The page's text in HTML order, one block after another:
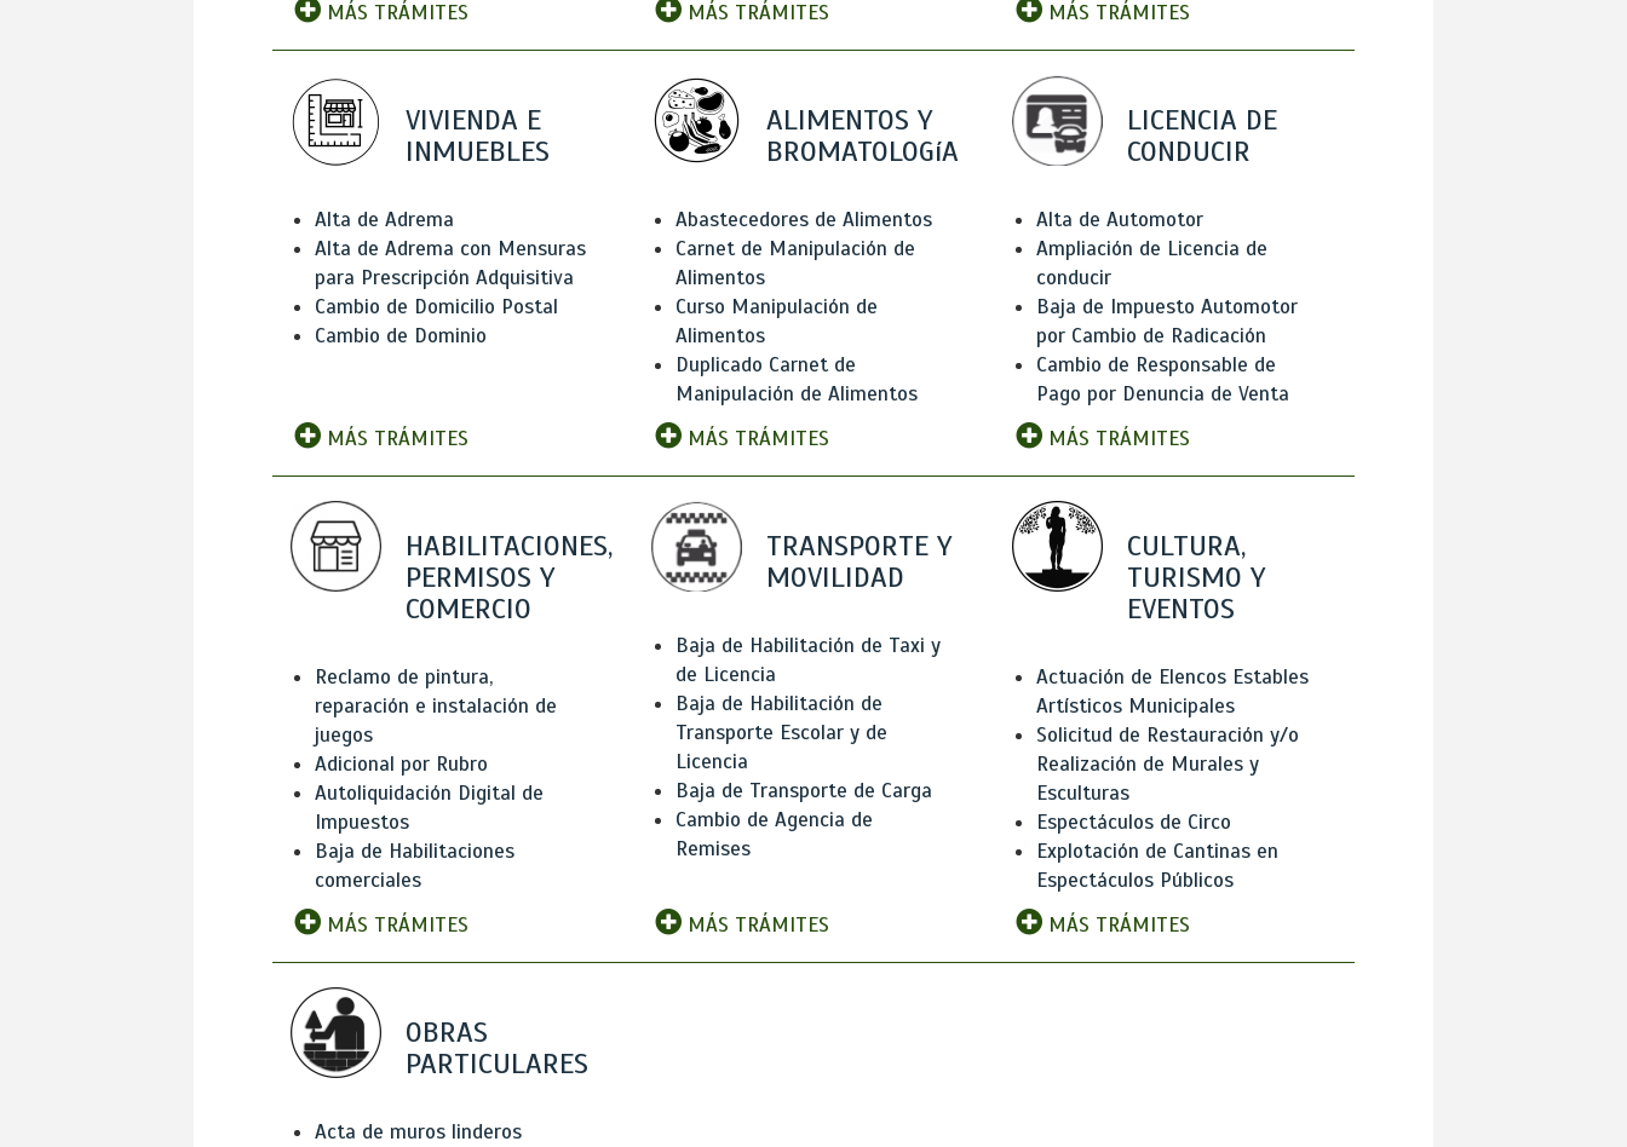
MÁS TRÁMITES
MÁS TRÁMITES
MÁS TRÁMITES
VIVIENDA E
INMUEBLES
Alta de Adrema
Alta de Adrema con Mensuras
para Prescripción Adquisitiva
Cambio de Domicilio Postal
Cambio de Dominio
MÁS TRÁMITES
ALIMENTOS Y
BROMATOLOGíA
Abastecedores de Alimentos
Carnet de Manipulación de
Alimentos
Curso Manipulación de
Alimentos
Duplicado Carnet de
Manipulación de Alimentos
MÁS TRÁMITES
LICENCIA DE
CONDUCIR
Alta de Automotor
Ampliación de Licencia de
conducir
Baja de Impuesto Automotor
por Cambio de Radicación
Cambio de Responsable de
Pago por Denuncia de Venta
MÁS TRÁMITES
HABILITACIONES,
PERMISOS Y
COMERCIO
Reclamo de pintura,
reparación e instalación de
juegos
Adicional por Rubro
Autoliquidación Digital de
Impuestos
Baja de Habilitaciones
comerciales
MÁS TRÁMITES
TRANSPORTE Y
MOVILIDAD
Baja de Habilitación de Taxi y
de Licencia
Baja de Habilitación de
Transporte Escolar y de
Licencia
Baja de Transporte de Carga
Cambio de Agencia de
Remises
MÁS TRÁMITES
CULTURA,
TURISMO Y
EVENTOS
Actuación de Elencos Estables
Artísticos Municipales
Solicitud de Restauración y/o
Realización de Murales y
Esculturas
Espectáculos de Circo
Explotación de Cantinas en
Espectáculos Públicos
MÁS TRÁMITES
OBRAS
PARTICULARES
Acta de muros linderos